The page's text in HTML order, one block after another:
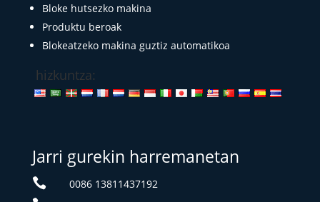
Bloke hutsezko makina
Produktu beroak
Blokeatzeko makina guztiz automatikoa
hizkuntza:
Jarri gurekin harremanetan
 0086 13811437192